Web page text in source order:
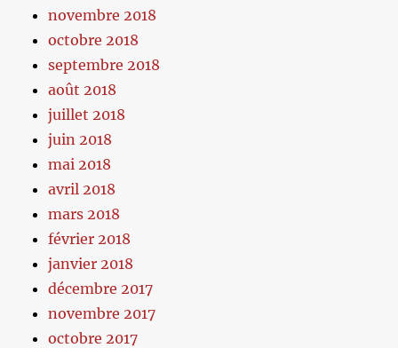
novembre 2018
octobre 2018
septembre 2018
août 2018
juillet 2018
juin 2018
mai 2018
avril 2018
mars 2018
février 2018
janvier 2018
décembre 2017
novembre 2017
octobre 2017